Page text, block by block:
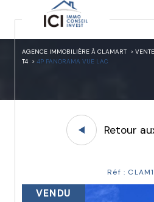
AGENCE IMMOBILIÈRE À CLAMART VENTE
T4
4P PANORAMA VUE LAC
Retour
Réf :
VENDU